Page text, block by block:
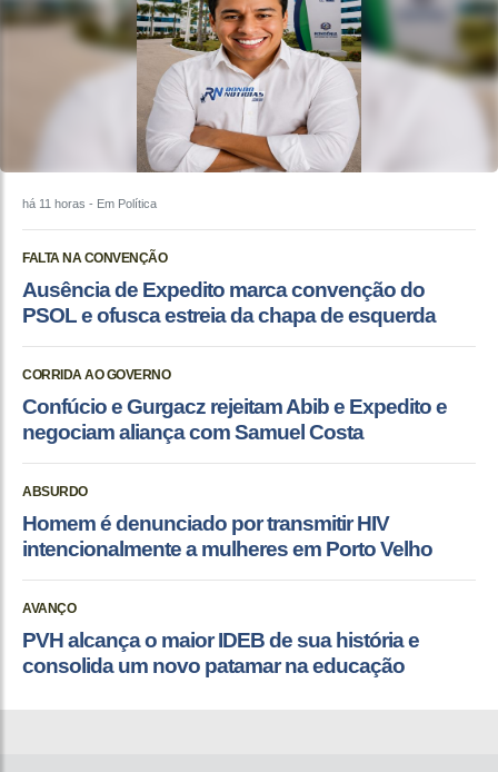
há 11 horas - Em Política
FALTA NA CONVENÇÃO
Ausência de Expedito marca convenção do
PSOL e ofusca estreia da chapa de esquerda
CORRIDA AO GOVERNO
Confúcio e Gurgacz rejeitam Abib e Expedito e
negociam aliança com Samuel Costa
ABSURDO
Homem é denunciado por transmitir HIV
intencionalmente a mulheres em Porto Velho
AVANÇO
PVH alcança o maior IDEB de sua história e
consolida um novo patamar na educação